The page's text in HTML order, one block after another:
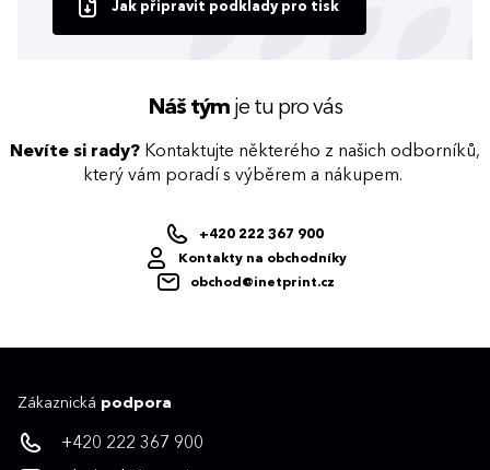
Jak připravit podklady pro tisk
Náš týmje tu pro vás
Nevíte si rady? Kontaktujte některého z našich odborníků,
který vám poradí s výběrem a nákupem.
+420 222 367 900
Kontakty na obchodníky
obchod@inetprint.cz
Zákaznická podpora
+420 222 367 900